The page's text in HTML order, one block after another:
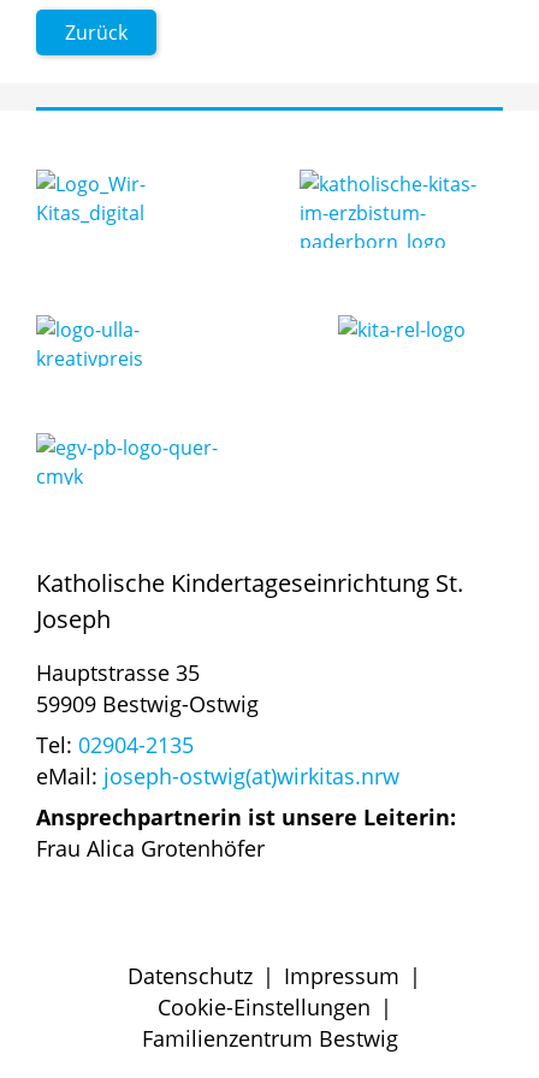
Zurück
Katholische Kindertageseinrichtung St.
Joseph
Hauptstrasse 35
59909 Bestwig-Ostwig
Tel: 02904-2135
eMail: joseph-ostwig(at)wirkitas.nrw
Ansprechpartnerin ist unsere Leiterin:
Frau Alica Grotenhöfer
Datenschutz | Impressum |
Cookie-Einstellungen |
Familienzentrum Bestwig